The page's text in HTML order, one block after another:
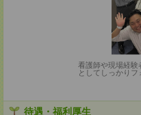
看護師や現場経験
としてしっかりフ
待遇・福利厚生